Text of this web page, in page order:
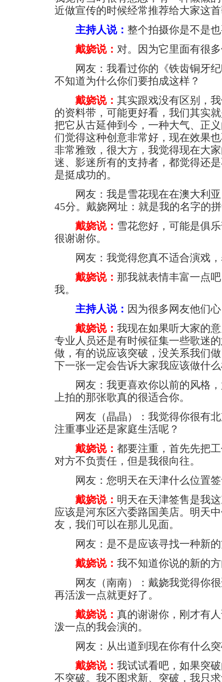
近做宣传的时候经常推荐给大家这
主持人说： 整个拍摄你是不是
戴娆说： 对。因为它里面有很
网友：我看过你的《铁齿铜牙纪
不知道为什么你们要拍成这样？
戴娆说： 其实跟戏没有区别，
的资料带，可能更好看，我们其实
把它从古延伸到今，一种大气、正
们觉得这种创意非常好，现在效果
非常雅致，很大方，我觉得现在大
迷、影迷所有的支持者，都觉得还
是挺成功的。
网友：我是雪花现在在澳大利亚
45分。戴娆网址：就是我的名字的
戴娆说： 雪花您好，可能是俱
很谢谢你。
网友：我觉得您真不适合演戏，
戴娆说： 那我就表情丰富一点
我。
主持人说： 因为很多网友他们
戴娆说： 我现在如果听大家的
专业人员还是有时候征集一些歌迷
做，有的说应该突破，没关系我们
下一张一定会告诉大家我应该做什
网友：我更喜欢你以前的风格，
上拍的那张歌真的很适合你。
网友（晶晶）：我觉得你很有北
注重事业还是家庭生活呢？
戴娆说： 都要注重，首先先把
对方不负责任，但是我很向往。
网友：您明天在天津什么位置签
戴娆说： 明天在天津签售是我
应该是河东区六委路国美店。明天
友，我们可以在那儿见面。
网友：是不是应该寻找一种新的
戴娆说： 我不知道你说的新的
网友（南南）：戴娆我觉得你很
再活泼一点就更好了。
戴娆说： 真的谢谢你，刚才有
泼一点的我会演的。
网友：从出道到现在你有什么突
戴娆说： 我试试看吧，如果突
不突破。我不图求新、突破，我只